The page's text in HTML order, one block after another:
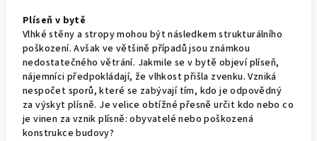
Plíseň v bytě
Vlhké stěny a stropy mohou být následkem strukturálního
poškození. Avšak ve většině případů jsou známkou
nedostatečného větrání. Jakmile se v bytě objeví plíseň,
nájemníci předpokládají, že vlhkost přišla zvenku. Vzniká
nespočet sporů, které se zabývají tím, kdo je odpovědný
za výskyt plísně. Je velice obtížné přesně určit kdo nebo co
je vinen za vznik plísně: obyvatelé nebo poškozená
konstrukce budovy?